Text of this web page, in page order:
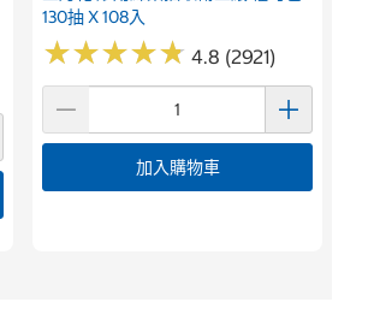
130抽 X 108入
★★★★★
★★★★★ 4.8 (2921)
加入購物車